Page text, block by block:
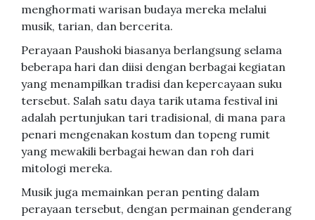
menghormati warisan budaya mereka melalui
musik, tarian, dan bercerita.
Perayaan Paushoki biasanya berlangsung selama
beberapa hari dan diisi dengan berbagai kegiatan
yang menampilkan tradisi dan kepercayaan suku
tersebut. Salah satu daya tarik utama festival ini
adalah pertunjukan tari tradisional, di mana para
penari mengenakan kostum dan topeng rumit
yang mewakili berbagai hewan dan roh dari
mitologi mereka.
Musik juga memainkan peran penting dalam
perayaan tersebut, dengan permainan genderang